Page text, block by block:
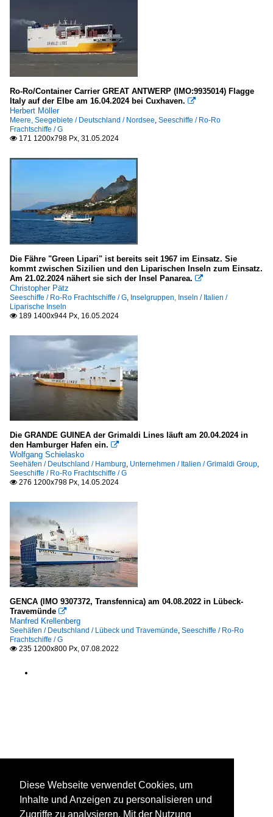
Ro-Ro/Container Carrier GREAT ANTWERP (IMO:9935014) Flagge
Italy auf der Elbe am 16.04.2024 bei Cuxhaven. 
Herbert Möller
Meere, Seegebiete / Deutschland / Nordsee, Seeschiffe / Ro-Ro
Frachtschiffe / G
 171 1200x798 Px, 31.05.2024
Die Fähre "Green Lipari" ist bereits seit 1967 im Einsatz. Sie
kommt zwischen Sizilien und den Liparischen Inseln zum Einsatz.
Am 21.02.2024 nähert sie sich der Insel Panarea. 
Christopher Pätz
Seeschiffe / Ro-Ro Frachtschiffe / G, Inselgruppen, Inseln / Italien /
Liparische Inseln
 189 1400x944 Px, 16.05.2024
Die GRANDE GUINEA der Grimaldi Lines läuft am 20.04.2024 in
den Hamburger Hafen ein. 
Wolfgang Schielasko
Seehäfen / Deutschland / Hamburg, Unternehmen / Italien / Grimaldi Group,
Seeschiffe / Ro-Ro Frachtschiffe / G
 276 1200x798 Px, 14.05.2024
GENCA (IMO 9307372, Transfennica) am 04.08.2022 in Lübeck-
Travemünde 
Manfred Krellenberg
Seehäfen / Deutschland / Lübeck und Travemünde, Seeschiffe / Ro-Ro
Frachtschiffe / G
 235 1200x800 Px, 07.08.2022
Diese Webseite verwendet Cookies, um
Inhalte und Anzeigen zu personalisieren und
Zugriffe zu analysieren. Mit der Nutzung